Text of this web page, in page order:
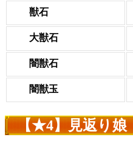
獣石
大獣石
闇獣石
闇獣玉
【★4】見返り娘